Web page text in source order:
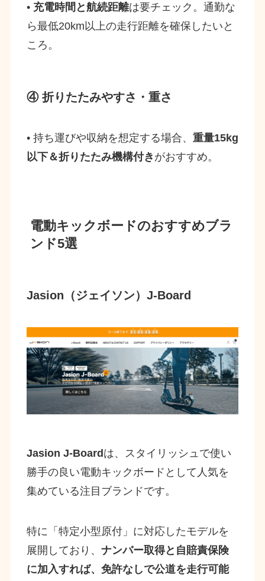
• 充電時間と航続距離は要チェック。通勤な
ら最低20km以上の走行距離を確保したいと
ころ。
④ 折りたたみやすさ・重さ
• 持ち運びや収納を想定する場合、 重量15kg
以下＆折りたたみ機構付き がおすすめ。
電動キックボードのおすすめブラ
ンド5選
Jasion（ジェイソン）J-Board
Jasion J-Boardは、スタイリッシュで使い
勝手の良い電動キックボードとして人気を
集めている注目ブランドです。
特に「特定小型原付」に対応したモデルを
展開しており、 ナンバー取得と自賠責保険
に加入すれば、免許なしで公道を走行可能